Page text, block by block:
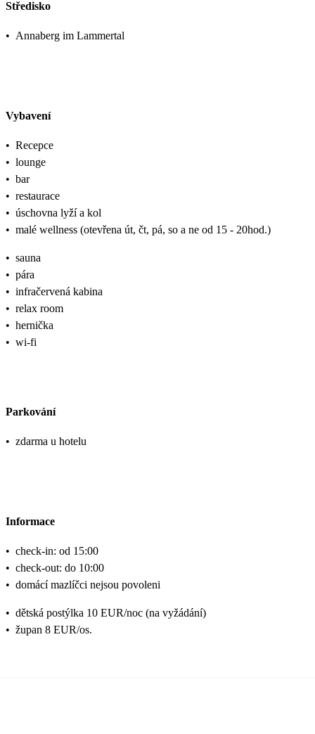
Středisko
• Annaberg im Lammertal
Vybavení
• Recepce
• lounge
• bar
• restaurace
• úschovna lyží a kol
• malé wellness (otevřena út, čt, pá, so a ne od 15 - 20hod.)
• sauna
• pára
• infračervená kabina
• relax room
• hernička
• wi-fi
Parkování
• zdarma u hotelu
Informace
• check-in: od 15:00
• check-out: do 10:00
• domácí mazlíčci nejsou povoleni
• dětská postýlka 10 EUR/noc (na vyžádání)
• župan 8 EUR/os.